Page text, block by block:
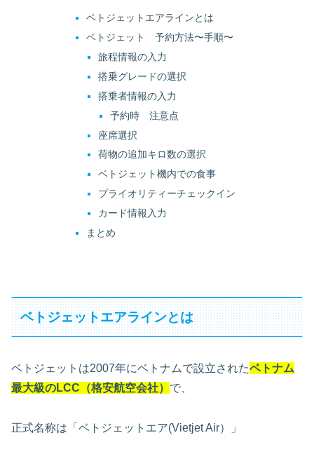
ベトジェットエアラインとは
ベトジェット 予約方法〜手順〜
旅程情報の入力
搭乗グレードの選択
搭乗者情報の入力
予約時 注意点
座席選択
荷物の追加キロ数の選択
ベトジェット機内での食事
プライオリティーチェックイン
カード情報入力
まとめ
ベトジェットエアラインとは
ベトジェットは2007年にベトナムで設立されたベトナム
最大級のLCC（格安航空会社） で、
正式名称は「ベトジェットエア(Vietjet Air）」